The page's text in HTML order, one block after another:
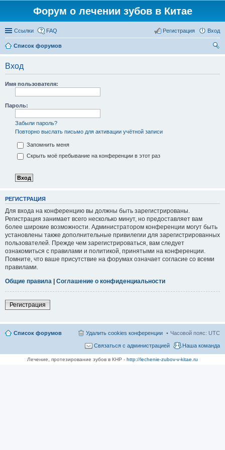
Форум о лечении зубов в Китае
Ссылки FAQ Вход
Регистрация
Список форумов
Вход
Имя пользователя:
Пароль:
Забыли пароль?
Повторно выслать письмо для активации учётной записи
Запомнить меня
Скрыть моё пребывание на конференции в этот раз
РЕГИСТРАЦИЯ
Для входа на конференцию вы должны быть зарегистрированы.
Регистрация занимает всего несколько минут, но предоставляет вам
более широкие возможности. Администратором конференции могут быть
установлены также дополнительные привилегии для зарегистрированных
пользователей. Прежде чем зарегистрироваться, вам следует
ознакомиться с правилами и политикой, принятыми на конференции.
Помните, что ваше присутствие на форумах означает согласие со всеми
правилами.
Общие правила | Соглашение о конфиденциальности
Регистрация
Список форумов Часовой пояс: UTC
Удалить cookies конференции
Наша команда
Связаться с администрацией
Лечение, протезирование зубов в КНР - http://lechenie-zubov-v-kitae.ru